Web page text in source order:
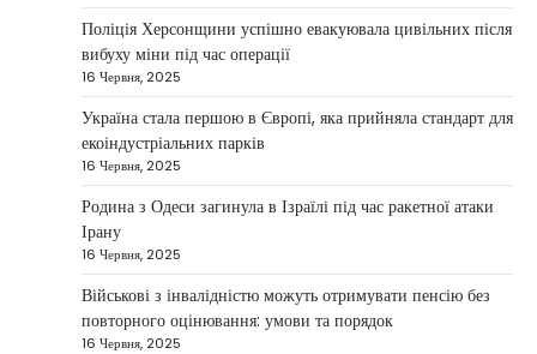
Україна може долучитися до посилення систем
протидії іранським дронам на Близькому Сході,
новим верховним лідером…
НОВИНИ
Зеленський заявив про готовність
України допомогти стабілізувати
Близький Схід
Taisiya Kovalchuk 4 Березня, 2026
Президент України Володимир Зеленський
повідомив, що Київ готовий підтримати
міжнародних партнерів у стабілізації ситуації
на…
Поліція Херсонщини успішно евакуювала цивільних після
вибуху міни під час операції
16 Червня, 2025
Україна стала першою в Європі, яка прийняла стандарт для
екоіндустріальних парків
16 Червня, 2025
Родина з Одеси загинула в Ізраїлі під час ракетної атаки
Ірану
16 Червня, 2025
Військові з інвалідністю можуть отримувати пенсію без
повторного оцінювання: умови та порядок
16 Червня, 2025